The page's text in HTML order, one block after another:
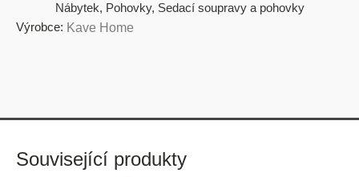
Nábytek, Pohovky, Sedací soupravy a pohovky
Výrobce: Kave Home
Související produkty